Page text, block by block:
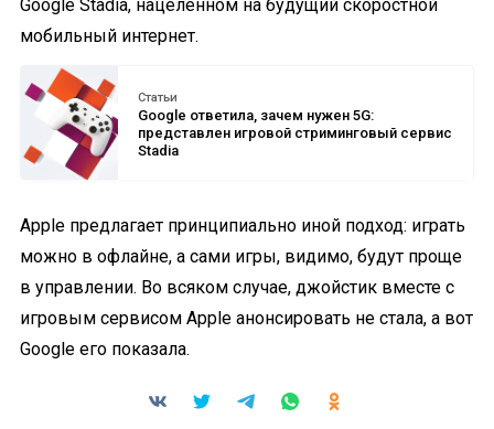
Google Stadia, нацеленном на будущий скоростной
мобильный интернет.
Статьи
Google ответила, зачем нужен 5G:
представлен игровой стриминговый сервис
Stadia
Apple предлагает принципиально иной подход: играть
можно в офлайне, а сами игры, видимо, будут проще
в управлении. Во всяком случае, джойстик вместе с
игровым сервисом Apple анонсировать не стала, а вот
Google его показала.